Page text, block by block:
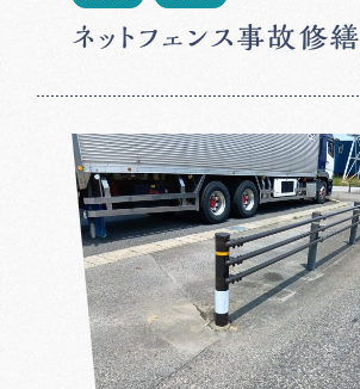
ネットフェンス事故修繕